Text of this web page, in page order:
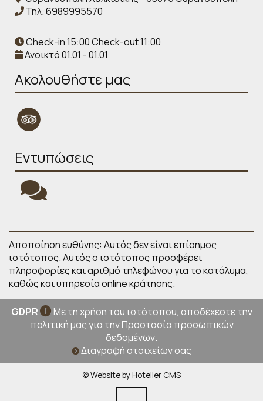
Τηλ.6989995570
Check-in 15:00 Check-out 11:00
Ανοικτό 01.01 - 01.01
Ακολουθήστε μας
Εντυπώσεις
Αποποίηση ευθύνης: Αυτός δεν είναι επίσημος
ιστότοπος. Αυτός ο ιστότοπος προσφέρει
πληροφορίες και αριθμό τηλεφώνου για το κατάλυμα,
καθώς και υπηρεσία online κράτησης.
GDPR
Με τη χρήση του ιστότοπου, αποδέχεστε την
πολιτική μας για τηνΠροστασία προσωπικών
δεδομένων.
Διαγραφή στοιχείων σας
© Website by Hotelier CMS